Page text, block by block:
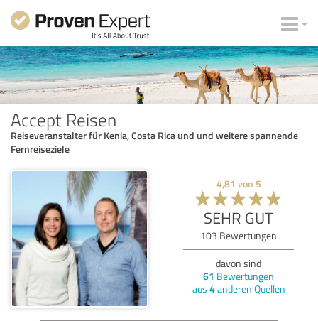
Accept Reisen
Reiseveranstalter für Kenia, Costa Rica und und weitere spannende
Fernreiseziele
4,81 von 5
SEHR GUT
103 Bewertungen
davon sind
61 Bewertungen
aus 4anderen Quellen